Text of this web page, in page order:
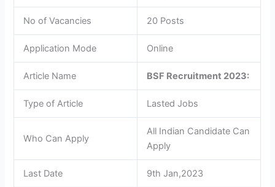
No of Vacancies 20 Posts
Application Mode Online
Article Name BSF Recruitment 2023:
Type of Article Lasted Jobs
Who Can Apply
All Indian Candidate Can
Apply
Last Date 9th Jan,2023